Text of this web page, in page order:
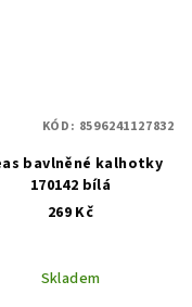
bavlněné kalhotky
170142 bílá
269 Kč
Skladem
KÓD: 8596241127832